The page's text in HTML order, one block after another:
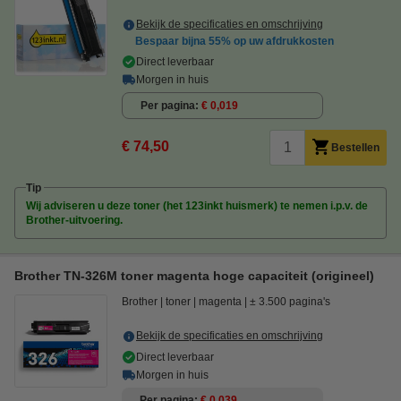
Bekijk de specificaties en omschrijving
Bespaar bijna 55% op uw afdrukkosten
Direct leverbaar
Morgen in huis
Per pagina € 0,019
€ 74,50 Bestellen
Tip
Wij adviseren u deze toner (het 123inkt huismerk) te nemen i.p.v. de
Brother-uitvoering.
Brother TN-326M toner magenta hoge capaciteit (origineel)
Brother toner magenta ± 3.500 pagina's
Bekijk de specificaties en omschrijving
Direct leverbaar
Morgen in huis